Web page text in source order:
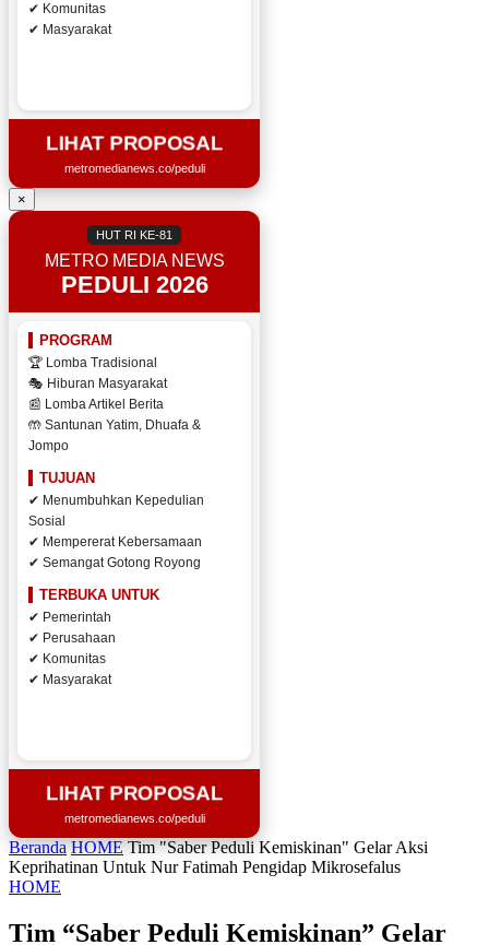
✔ Komunitas
✔ Masyarakat
LIHAT PROPOSAL
metromedianews.co/peduli
×
HUT RI KE-81
METRO MEDIA NEWS
PEDULI 2026
PROGRAM
🏆 Lomba Tradisional
🎭 Hiburan Masyarakat
📰 Lomba Artikel Berita
🤲 Santunan Yatim, Dhuafa &
Jompo
TUJUAN
✔ Menumbuhkan Kepedulian
Sosial
✔ Mempererat Kebersamaan
✔ Semangat Gotong Royong
TERBUKA UNTUK
✔ Pemerintah
✔ Perusahaan
✔ Komunitas
✔ Masyarakat
LIHAT PROPOSAL
metromedianews.co/peduli
Beranda HOME Tim "Saber Peduli Kemiskinan" Gelar Aksi
Keprihatinan Untuk Nur Fatimah Pengidap Mikrosefalus
HOME
Tim “Saber Peduli Kemiskinan” Gelar